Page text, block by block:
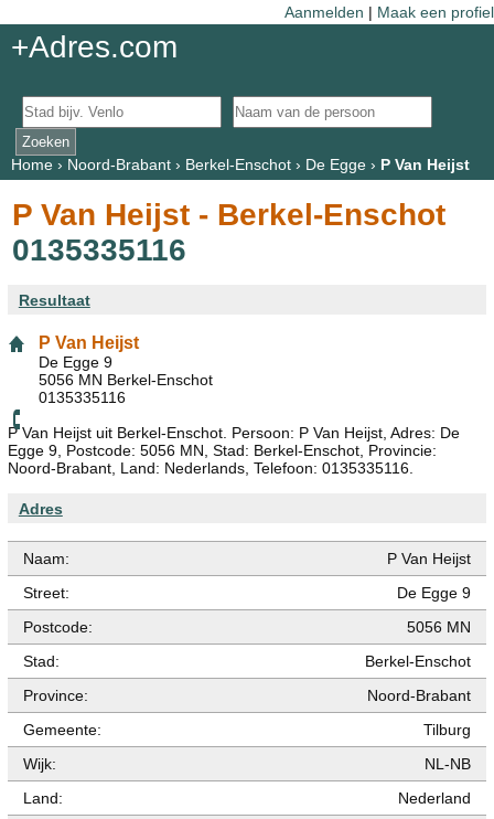
Aanmelden | Maak een profiel
+Adres.com
Home› Noord-Brabant› Berkel-Enschot› De Egge› P Van Heijst
P Van Heijst - Berkel-Enschot
0135335116
Resultaat
P Van Heijst
De Egge 9
5056 MN Berkel-Enschot
0135335116
P Van Heijst uit Berkel-Enschot. Persoon: P Van Heijst, Adres: De
Egge 9, Postcode: 5056 MN, Stad: Berkel-Enschot, Provincie:
Noord-Brabant, Land: Nederlands, Telefoon: 0135335116.
Adres
Naam:
P Van Heijst
Street:
De Egge 9
Postcode:
5056 MN
Stad:
Berkel-Enschot
Province:
Noord-Brabant
Gemeente:
Tilburg
Wijk:
NL-NB
Land:
Nederland